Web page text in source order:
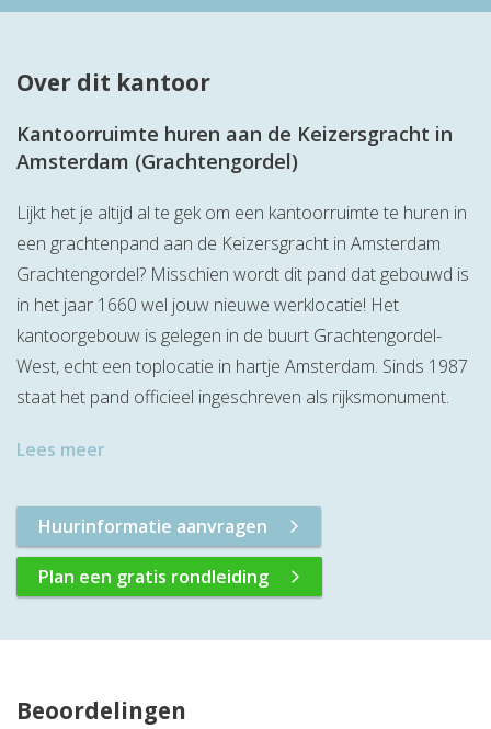
Over dit kantoor
Kantoorruimte huren aan de Keizersgracht in
Amsterdam (Grachtengordel)
Lijkt het je altijd al te gek om een kantoorruimte te huren in
een grachtenpand aan de Keizersgracht in Amsterdam
Grachtengordel? Misschien wordt dit pand dat gebouwd is
in het jaar 1660 wel jouw nieuwe werklocatie! Het
kantoorgebouw is gelegen in de buurt Grachtengordel-
West, echt een toplocatie in hartje Amsterdam. Sinds 1987
staat het pand officieel ingeschreven als rijksmonument.
Lees meer
Huurinformatie aanvragen
Plan een gratis rondleiding
Beoordelingen